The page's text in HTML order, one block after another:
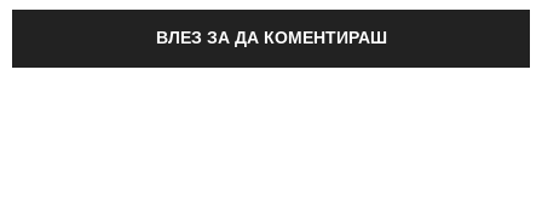
ВЛЕЗ ЗА ДА КОМЕНТИРАШ